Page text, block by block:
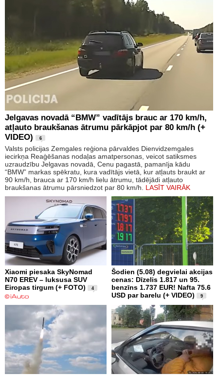
Jelgavas novadā “BMW” vadītājs brauc ar 170 km/h,
atļauto braukšanas ātrumu pārkāpjot par 80 km/h (+
VIDEO)
6
Valsts policijas Zemgales reģiona pārvaldes Dienvidzemgales
iecirkņa Reaģēšanas nodaļas amatpersonas, veicot satiksmes
uzraudzību Jelgavas novadā, Cenu pagastā, pamanīja kādu
“BMW” markas spēkratu, kura vadītājs vietā, kur atļauts braukt ar
90 km/h, brauca ar 170 km/h lielu ātrumu, tādējādi atļauto
braukšanas ātrumu pārsniedzot par 80 km/h. LASĪT VAIRĀK
Xiaomi piesaka SkyNomad
N70 EREV – luksusa SUV
Eiropas tirgum (+ FOTO)
4
Šodien (5.08) degvielai akcijas
cenas: Dīzelis 1.817 un 95.
benzīns 1.737 EUR! Nafta 75.6
USD par barelu (+ VIDEO)
9